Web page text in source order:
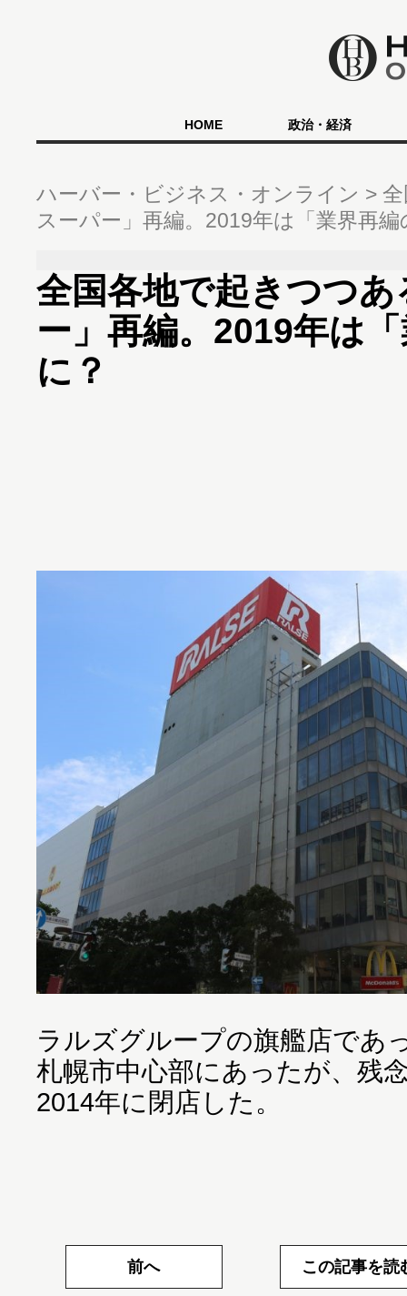
HOME 政治・経済
ハーバー・ビジネス・オンライン
スーパー」再編。2019年は「業界再
全国各地で起きつつ
ー」再編。2019年は
に？
ラルズグループの旗艦店であ
札幌市中心部にあったが、残
2014年に閉店した。
前へ この記事を読